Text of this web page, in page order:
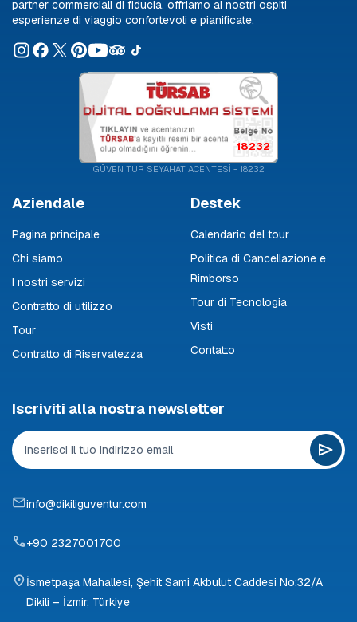
partner commerciali di fiducia, offriamo ai nostri ospiti
esperienze di viaggio confortevoli e pianificate.
18232
GÜVEN TUR SEYAHAT ACENTESİ - 18232
Aziendale
Pagina principale
Chi siamo
I nostri servizi
Contratto di utilizzo
Tour
Contratto di Riservatezza
Destek
Calendario del tour
Politica di Cancellazione e
Rimborso
Tour di Tecnologia
Visti
Contatto
Iscriviti alla nostra newsletter
info@dikiliguventur.com
+90 2327001700
İsmetpaşa Mahallesi, Şehit Sami Akbulut Caddesi No:32/A
Dikili – İzmir, Türkiye